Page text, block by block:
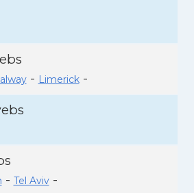
- Limerick-
- Tel Aviv-